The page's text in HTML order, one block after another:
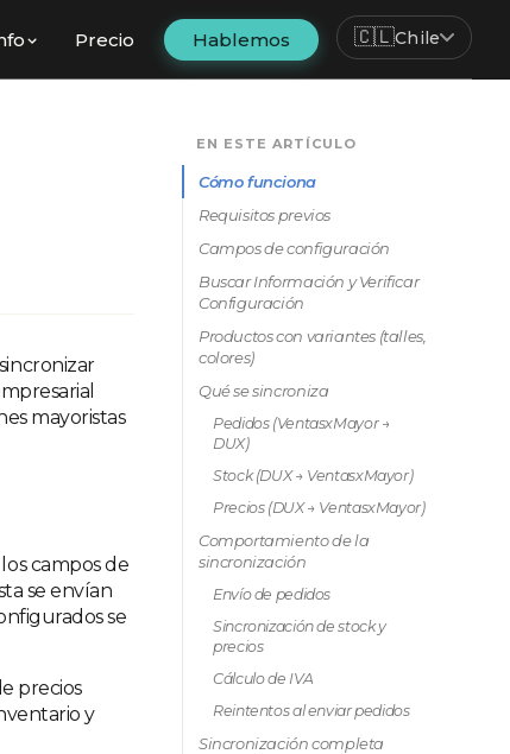
Precio Hablemos 🇨🇱Chile
mayoristas
campos de
se envían
se
precios
y
EN ESTE ARTÍCULO
Cómo funciona
Requisitos previos
Campos de configuración
Buscar Información y Verificar
Configuración
Productos con variantes (talles,
colores)
Qué se sincroniza
Pedidos (VentasxMayor →
DUX)
Stock (DUX → VentasxMayor)
Precios (DUX → VentasxMayor)
Comportamiento de la
sincronización
Envío de pedidos
Sincronización de stock y
precios
Cálculo de IVA
Reintentos al enviar pedidos
Sincronización completa